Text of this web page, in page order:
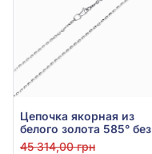
Цепочка якорная из
белого золота 585° без
вставки, арт. 888305В
45 314,00 грн